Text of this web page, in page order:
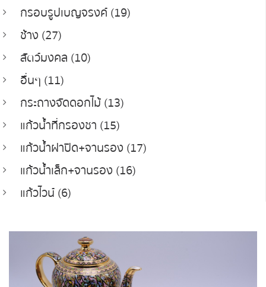
กรอบรูปเบญจรงค์ (19)
ช้าง (27)
สัตว์มงคล (10)
อื่นๆ (11)
กระถางจัดดอกไม้ (13)
แก้วน้ำที่กรองชา (15)
แก้วน้ำฝาปิด+จานรอง (17)
แก้วน้ำเล็ก+จานรอง (16)
แก้วไวน์ (6)